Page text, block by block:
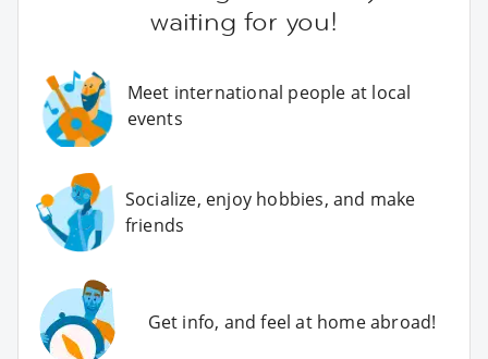
waiting for you!
Meet international people at local
events
Socialize, enjoy hobbies, and make
friends
Get info, and feel at home abroad!